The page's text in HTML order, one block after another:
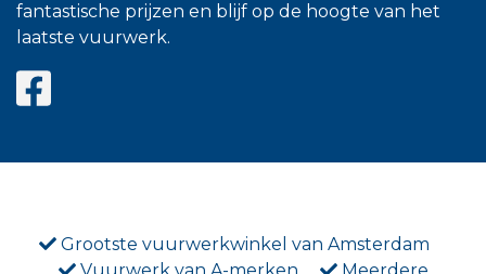
fantastische prijzen en blijf op de hoogte van het
laatste vuurwerk.
Grootste vuurwerkwinkel van Amsterdam